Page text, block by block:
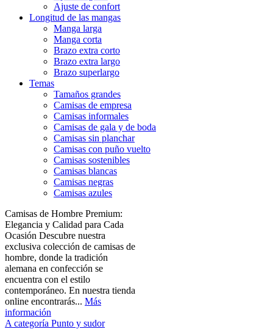
Ajuste de confort
Longitud de las mangas
Manga larga
Manga corta
Brazo extra corto
Brazo extra largo
Brazo superlargo
Temas
Tamaños grandes
Camisas de empresa
Camisas informales
Camisas de gala y de boda
Camisas sin planchar
Camisas con puño vuelto
Camisas sostenibles
Camisas blancas
Camisas negras
Camisas azules
Camisas de Hombre Premium:
Elegancia y Calidad para Cada
Ocasión Descubre nuestra
exclusiva colección de camisas de
hombre, donde la tradición
alemana en confección se
encuentra con el estilo
contemporáneo. En nuestra tienda
online encontrarás... Más
información
A categoría Punto y sudor